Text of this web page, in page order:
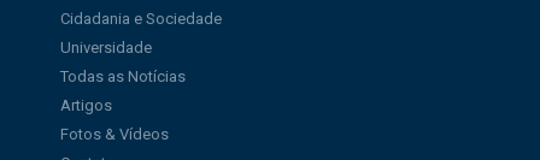
Cidadania e Sociedade
Universidade
Todas as Notícias
Artigos
Fotos & Vídeos